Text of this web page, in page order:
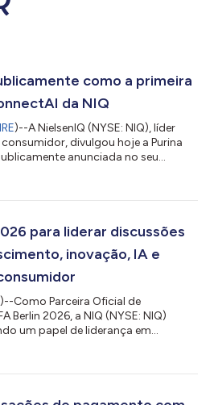
como a primeira
da NIQ
)--A NielsenIQ (NYSE: NIQ), líder
divulgou hoje a Purina
anunciada no seu
de cuidado pessoal, cuidado
estudos de caso esperados à
evoluem. Através da ConnectAI,...
para liderar discussões
inovação, IA e
)--Como Parceira Oficial de
Berlin 2026, a NIQ (NYSE: NIQ)
um papel de liderança em
crescimento, a inovação e o